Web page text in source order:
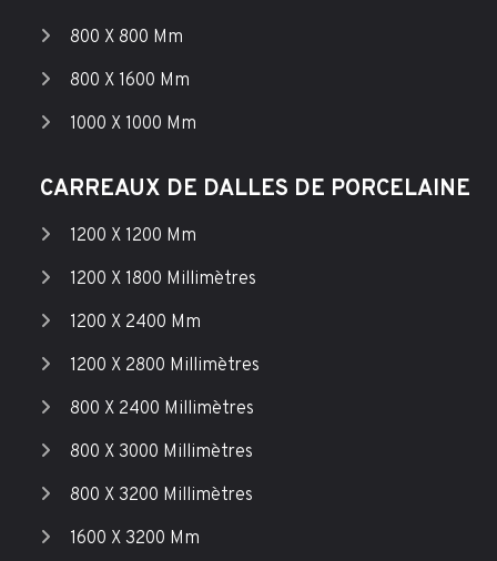
800 X 800 Mm
800 X 1600 Mm
1000 X 1000 Mm
CARREAUX DE DALLES DE PORCELAINE
1200 X 1200 Mm
1200 X 1800 Millimètres
1200 X 2400 Mm
1200 X 2800 Millimètres
800 X 2400 Millimètres
800 X 3000 Millimètres
800 X 3200 Millimètres
1600 X 3200 Mm